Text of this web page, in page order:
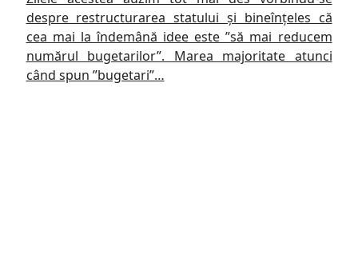
despre restructurarea statului și bineînțeles că
cea mai la îndemână idee este ”să mai reducem
numărul bugetarilor”. Marea majoritate atunci
când spun ”bugetari”…